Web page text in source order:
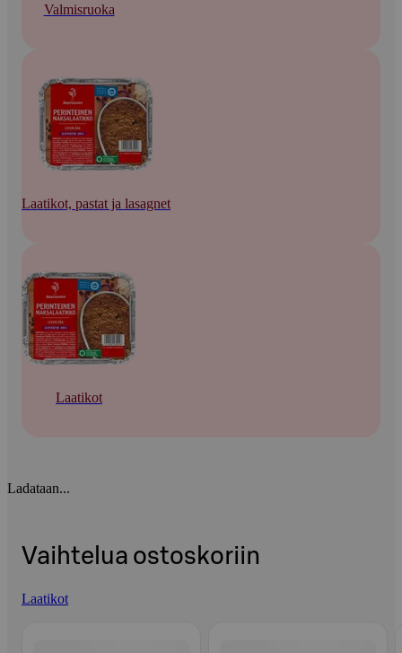
Valmisruoka
Laatikot, pastat ja lasagnet
Laatikot
Ladataan...
Vaihtelua ostoskoriin
Laatikot